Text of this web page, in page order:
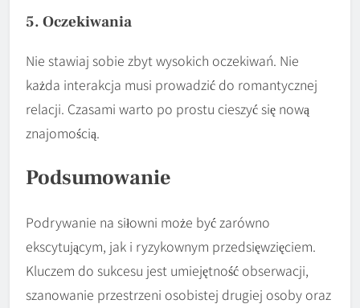
5. Oczekiwania
Nie stawiaj sobie zbyt wysokich oczekiwań. Nie
każda interakcja musi prowadzić do romantycznej
relacji. Czasami warto po prostu cieszyć się nową
znajomością.
Podsumowanie
Podrywanie na siłowni może być zarówno
ekscytującym, jak i ryzykownym przedsięwzięciem.
Kluczem do sukcesu jest umiejętność obserwacji,
szanowanie przestrzeni osobistej drugiej osoby oraz